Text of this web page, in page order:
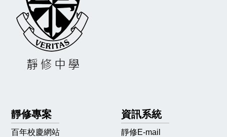
靜修專案
百年校慶網站
資訊系統
靜修E-mail